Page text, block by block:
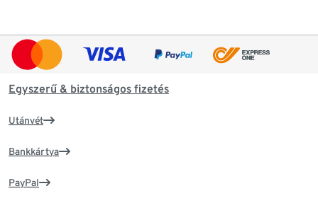
Egyszerű & biztonságos fizetés
Utánvét
Bankkártya
PayPal